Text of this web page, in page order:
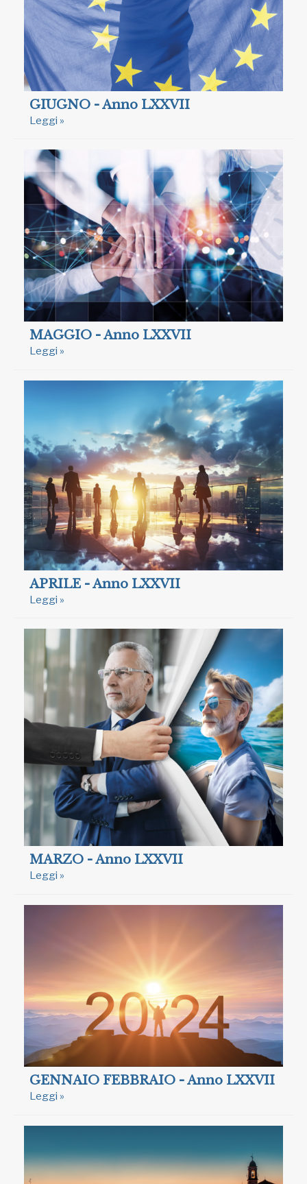
GIUGNO - Anno LXXVII
Leggi »
MAGGIO - Anno LXXVII
Leggi »
APRILE - Anno LXXVII
Leggi »
MARZO - Anno LXXVII
Leggi »
GENNAIO FEBBRAIO - Anno LXXVII
Leggi »